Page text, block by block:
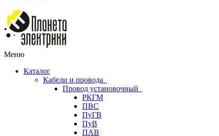
Меню
Каталог
Кабели и провода
Провод установочный
РКГМ
ПВС
ПуГВ
ПуВ
ПАВ